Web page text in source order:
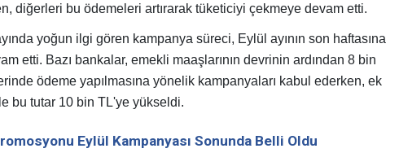
diğerleri bu ödemeleri artırarak tüketiciyi çekmeye devam etti.
yoğun ilgi gören kampanya süreci, Eylül ayının son haftasına
etti. Bazı bankalar, emekli maaşlarının devrinin ardından 8 bin
ödeme yapılmasına yönelik kampanyaları kabul ederken, ek
bu tutar 10 bin TL'ye yükseldi.
Eylül Kampanyası Sonunda Belli Oldu